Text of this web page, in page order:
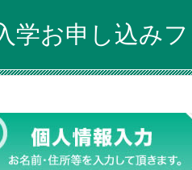
学お申し込み